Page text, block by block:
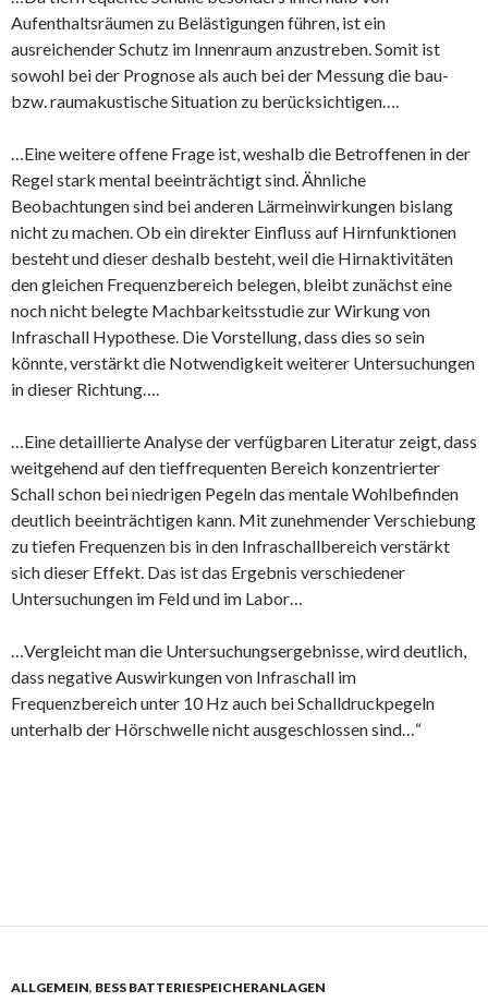
Aufenthaltsräumen zu Belästigungen führen, ist ein
ausreichender Schutz im Innenraum anzustreben. Somit ist
sowohl bei der Prognose als auch bei der Messung die bau-
bzw. raumakustische Situation zu berücksichtigen….
…Eine weitere offene Frage ist, weshalb die Betroffenen in der
Regel stark mental beeinträchtigt sind. Ähnliche
Beobachtungen sind bei anderen Lärmeinwirkungen bislang
nicht zu machen. Ob ein direkter Einfluss auf Hirnfunktionen
besteht und dieser deshalb besteht, weil die Hirnaktivitäten
den gleichen Frequenzbereich belegen, bleibt zunächst eine
noch nicht belegte Machbarkeitsstudie zur Wirkung von
Infraschall Hypothese. Die Vorstellung, dass dies so sein
könnte, verstärkt die Notwendigkeit weiterer Untersuchungen
in dieser Richtung….
…Eine detaillierte Analyse der verfügbaren Literatur zeigt, dass
weitgehend auf den tieffrequenten Bereich konzentrierter
Schall schon bei niedrigen Pegeln das mentale Wohlbefinden
deutlich beeinträchtigen kann. Mit zunehmender Verschiebung
zu tiefen Frequenzen bis in den Infraschallbereich verstärkt
sich dieser Effekt. Das ist das Ergebnis verschiedener
Untersuchungen im Feld und im Labor…
…Vergleicht man die Untersuchungsergebnisse, wird deutlich,
dass negative Auswirkungen von Infraschall im
Frequenzbereich unter 10 Hz auch bei Schalldruckpegeln
unterhalb der Hörschwelle nicht ausgeschlossen sind…“
ALLGEMEIN, BESS BATTERIESPEICHERANLAGEN